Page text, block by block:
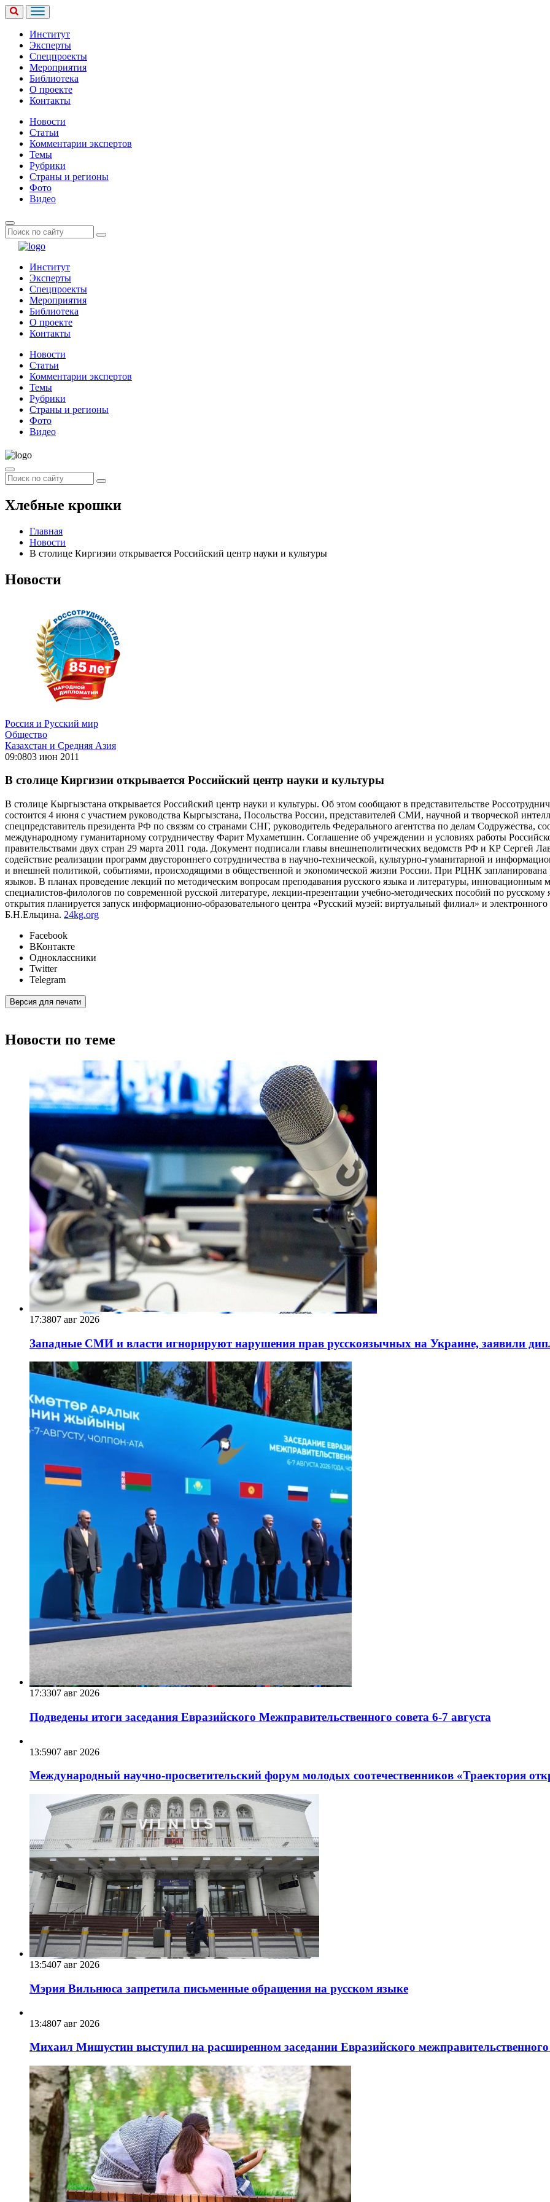
Институт
Эксперты
Спецпроекты
Мероприятия
Библиотека
О проекте
Контакты
Новости
Статьи
Комментарии экспертов
Темы
Рубрики
Страны и регионы
Фото
Видео
Институт
Эксперты
Спецпроекты
Мероприятия
Библиотека
О проекте
Контакты
Новости
Статьи
Комментарии экспертов
Темы
Рубрики
Страны и регионы
Фото
Видео
Хлебные крошки
Главная
Новости
В столице Киргизии открывается Российский центр науки и культуры
Новости
Россия и Русский мир
Общество
Казахстан и Средняя Азия
09:0803 июн 2011
В столице Киргизии открывается Российский центр науки и культуры
В столице Кыргызстана открывается Российский центр науки и культуры. Об этом сообщают в представительстве
состоится 4 июня с участием руководства Кыргызстана, Посольства России, представителей СМИ, научной и творческой
спецпредставитель президента РФ по связям со странами СНГ, руководитель Федерального агентства по делам Содружества,
международному гуманитарному сотрудничеству Фарит Мухаметшин. Соглашение об учреждении и условиях работы
правительствами двух стран 29 марта 2011 года. Документ подписали главы внешнеполитических ведомств РФ и КР Сергей
содействие реализации программ двустороннего сотрудничества в научно-технической, культурно-гуманитарной и
и внешней политикой, событиями, происходящими в общественной и экономической жизни России. При РЦНК запланирована
языков. В планах проведение лекций по методическим вопросам преподавания русского языка и литературы, инновационным
специалистов-филологов по современной русской литературе, лекции-презентации учебно-методических пособий по
открытия планируется запуск информационно-образовательного центра «Русский музей: виртуальный филиал» и
Б.Н.Ельцина. 24kg.org
Facebook
ВКонтакте
Одноклассники
Twitter
Telegram
Версия для печати
Новости по теме
17:3807 авг 2026
Западные СМИ и власти игнорируют нарушения прав русскоязычных на Украине, заявили
17:3307 авг 2026
Подведены итоги заседания Евразийского Межправительственного совета 6-7 августа
13:5907 авг 2026
Международный научно-просветительский форум молодых соотечественников «Траектория
13:5407 авг 2026
Мэрия Вильнюса запретила письменные обращения на русском языке
13:4807 авг 2026
Михаил Мишустин выступил на расширенном заседании Евразийского